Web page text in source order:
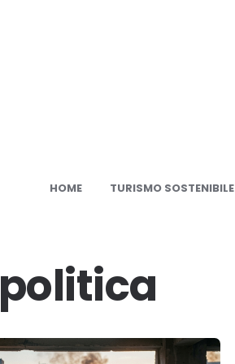
HOME TURISMO SOSTENIBILE
politica